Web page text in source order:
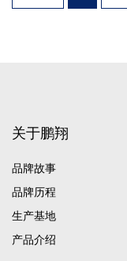
关于鹏翔
品牌故事
品牌历程
生产基地
产品介绍